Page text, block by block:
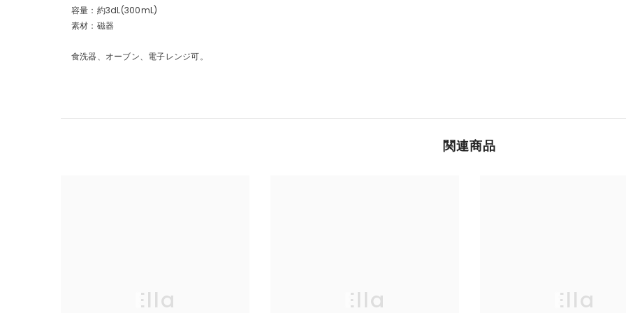
容量：約3dL(300mL)
素材：磁器
食洗器、オーブン、電子レンジ可。
関連商品
Ella Ella Ella